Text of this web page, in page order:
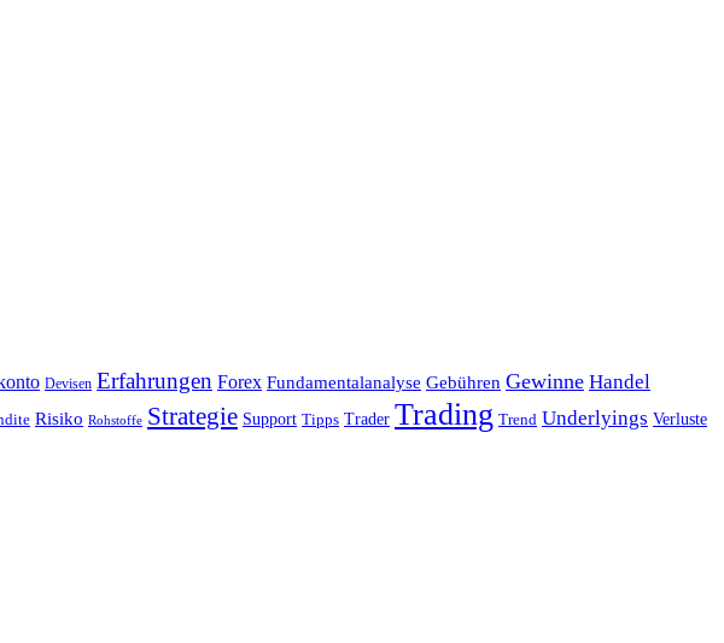
Devisen Erfahrungen Forex Fundamentalanalyse Gebühren Gewinne Handel
Risiko Rohstoffe Strategie Support Tipps Trader Trading Trend Underlyings Verluste